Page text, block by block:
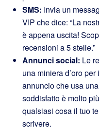
SMS: Invia un
VIP che dice: “La
è appena uscita!
recensioni a 5 stelle.”
Annunci social: Le
una miniera d’oro
annuncio che usa
soddisfatto è molto
qualsiasi cosa il tuo
scrivere.